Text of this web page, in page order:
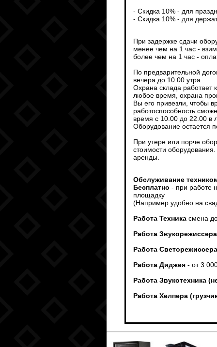
- Скидка 10% - для
- Скидка 10% - для
При задержке сдачи
менее чем на 1 час -
более чем на 1 час -
По предварительной
вечера до 10.00 утра
Охрана склада работает
любое время, охрана
Вы его привезли, чтобы
работоспособность
время с 10.00 до 22.00 в
Оборудование остается
При утере или порче
стоимости
аренды.
Обслуживание
Бесплатно - при работе
площадку
(Например удобно на
Работа Техника смена
Работа Звукорежиссера
Работа Светорежиссера
Работа Диджея - от 3
Работа Звукотехника
Работа Хелпера